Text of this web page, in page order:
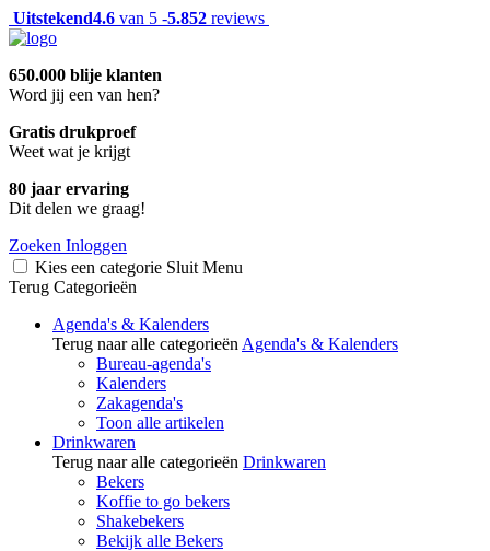
Uitstekend4.6 van 5 -5.852 reviews
650.000 blije klanten
Word jij een van hen?
Gratis drukproef
Weet wat je krijgt
80 jaar ervaring
Dit delen we graag!
Zoeken Inloggen
Kies een categorie Sluit Menu
Terug Categorieën
Agenda's & Kalenders
Terug naar alle categorieën Agenda's & Kalenders
Bureau-agenda's
Kalenders
Zakagenda's
Toon alle artikelen
Drinkwaren
Terug naar alle categorieën Drinkwaren
Bekers
Koffie to go bekers
Shakebekers
Bekijk alle Bekers